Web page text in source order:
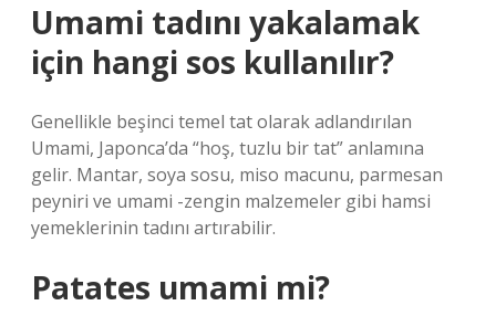
Umami tadını yakalamak
için hangi sos kullanılır?
Genellikle beşinci temel tat olarak adlandırılan
Umami, Japonca’da “hoş, tuzlu bir tat” anlamına
gelir. Mantar, soya sosu, miso macunu, parmesan
peyniri ve umami -zengin malzemeler gibi hamsi
yemeklerinin tadını artırabilir.
Patates umami mi?